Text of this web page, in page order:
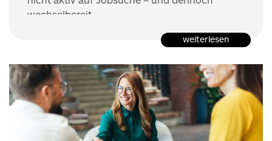
wechselbereit.
weiterlesen